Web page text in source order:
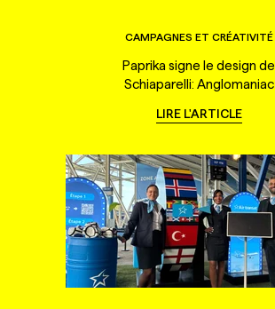
CAMPAGNES ET CRÉATIVITÉ
Paprika signe le design de
Schiaparelli: Anglomaniac
LIRE L'ARTICLE